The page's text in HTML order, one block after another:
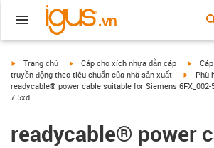
igus-icon-arrow-right
Trang chủ igus-icon-arrow-right
Cáp cho xích nhựa dẫn cáp igus-
truyền động theo tiêu chuẩn của nhà sản xuất
igus-Phù
readycable® power cable suitable for Siemens 6FX_002-
7.5xd
readycable® power